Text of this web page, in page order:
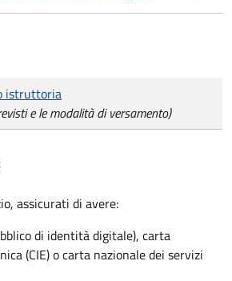
istruttoria
e le modalità di versamento)
assicurati di avere:
di identità digitale), carta
(CIE) o carta nazionale dei servizi